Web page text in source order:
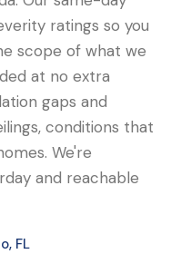
ratings so you
scope of what we
at no extra
gaps and
conditions that
We're
and reachable
, FL